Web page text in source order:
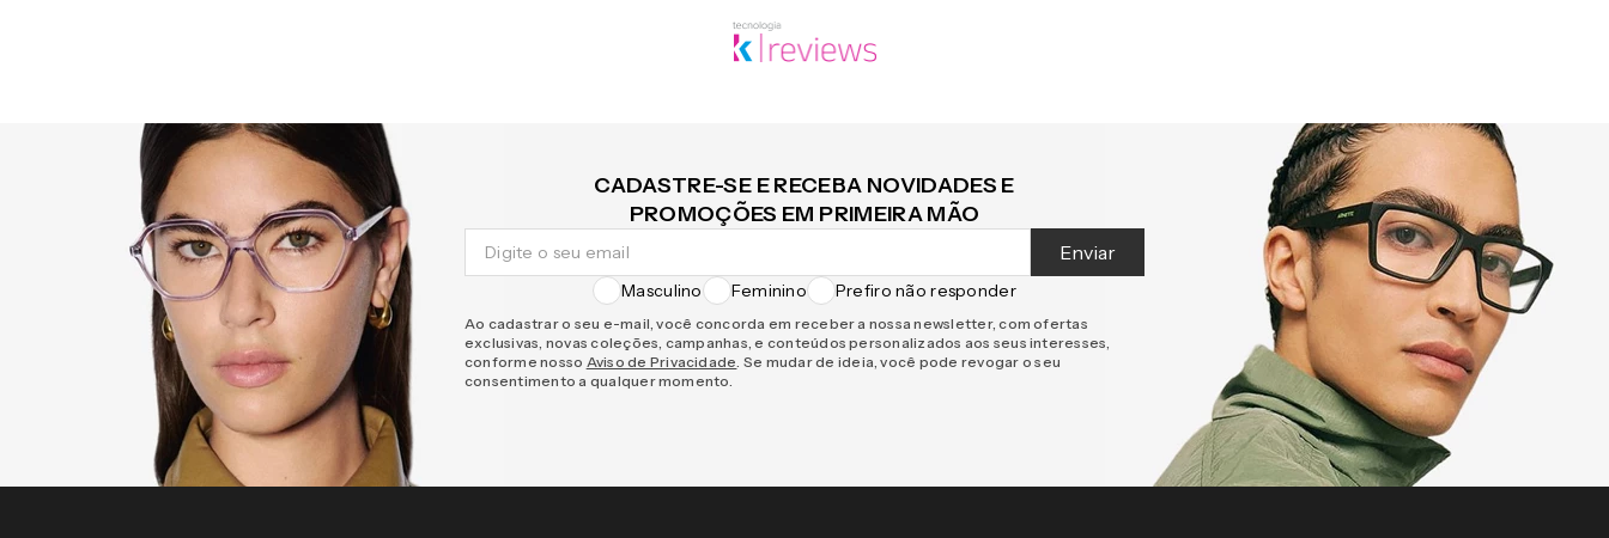
CADASTRE-SE E RECEBA NOVIDADES E
PROMOÇÕES EM PRIMEIRA MÃO
Enviar
Masculino Feminino Prefiro não responder
Ao cadastrar o seu e-mail, você concorda em receber a nossa newsletter, com ofertas
exclusivas, novas coleções, campanhas, e conteúdos personalizados aos seus interesses,
conforme nosso Aviso de Privacidade. Se mudar de ideia, você pode revogar o seu
consentimento a qualquer momento.